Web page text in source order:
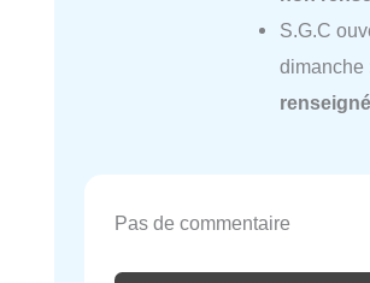
S.G.C
dimanche
renseigné
Pas de commentaire